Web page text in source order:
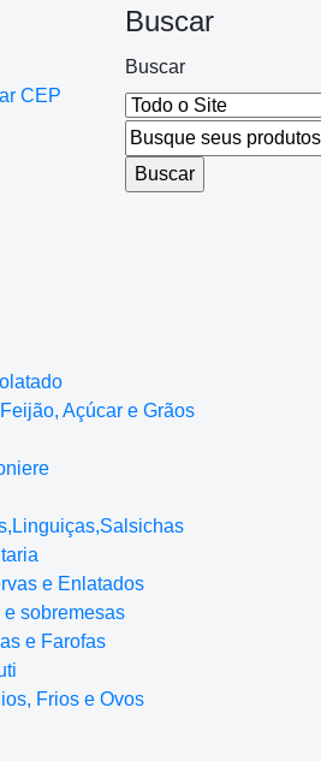
CEP
Buscar
Buscar
Açúcar e Grãos
e Enlatados
e sobremesas
e Farofas
Frios e Ovos